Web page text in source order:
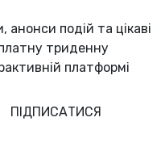
подій та цікаві
триденну
платформі
ПІДПИСАТИСЯ